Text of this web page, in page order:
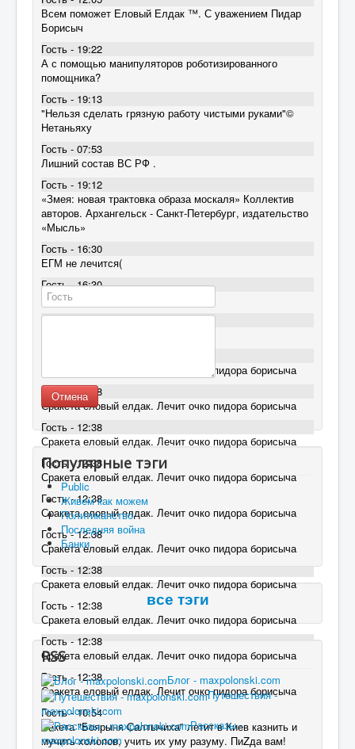
Всем поможет Еловый Елдак ™. С уважением Пидар
Борисыч
Гость - 19:22
А с помощью манипуляторов роботизированного
помощника?
Гость - 19:13
"Нельзя сделать грязную работу чистыми руками"©
Нетаньяху
Гость - 07:53
Лишний состав ВС РФ .
Гость - 19:12
«Змея: новая трактовка образа москаля» Коллектив
авторов. Архангельск - Санкт-Петербург, издательство
«Мысль»
Гость - 16:30
ЕГМ не лечится(
Гость - 16:30
ЕГМ не лечится(
Гость - 16:30
Сракета еловый елдак. Лечит очко пидора борисыча
Гость - 12:38
Сракета еловый елдак. Лечит очко пидора борисыча
Гость - 12:38
Сракета еловый елдак. Лечит очко пидора борисыча
Гость - 12:38
Сракета еловый елдак. Лечит очко пидора борисыча
Гость - 12:38
Сракета еловый елдак. Лечит очко пидора борисыча
Гость - 12:38
Сракета еловый елдак. Лечит очко пидора борисыча
Гость - 12:38
Сракета еловый елдак. Лечит очко пидора борисыча
Гость - 12:38
Сракета еловый елдак. Лечит очко пидора борисыча
Гость - 12:38
Сракета еловый елдак. Лечит очко пидора борисыча
Гость - 12:38
Сракета еловый елдак. Лечит очко пидора борисыча
Гость - 10:54
Ракета "Боярыня Салтычиха" летит в Киев казнить и
мучить холопов, учить их уму разуму. ПиZда вам!
Отмена
Популярные тэги
Public
Живем как можем
Политиканство
Последняя война
Банки
все тэги
RSS
Блог - maxpolonski.com
Путешествия -
maxpolonski.com
Рассказы -
maxpolonski.com